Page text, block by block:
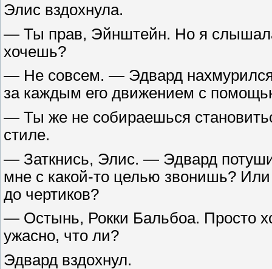
Элис вздохнула.
— Ты прав, Эйнштейн. Но я
хочешь?
— Не совсем. — Эдвард
за каждым его движением с
— Ты же не собираешься
стиле.
— Заткнись, Элис. — Эдвард
мне с какой-то целью звонишь?
до чертиков?
— Остынь, Рокки Бальбоа. Просто
ужасно, что ли?
Эдвард вздохнул.